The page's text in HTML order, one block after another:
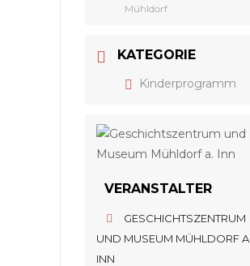
Mühldorf
KATEGORIE
Kinderprogramm
VERANSTALTER
GESCHICHTSZENTRUM
UND MUSEUM MÜHLDORF A.
INN